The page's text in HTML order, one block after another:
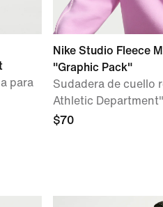
para
Nike Studio Fleece
"Graphic Pack"
Sudadera de cuello
Athletic
$70